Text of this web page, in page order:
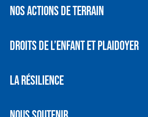
NOS ACTIONS DE TERRAIN
DROITS DE L’ENFANT ET PLAIDOYER
LA RÉSILIENCE